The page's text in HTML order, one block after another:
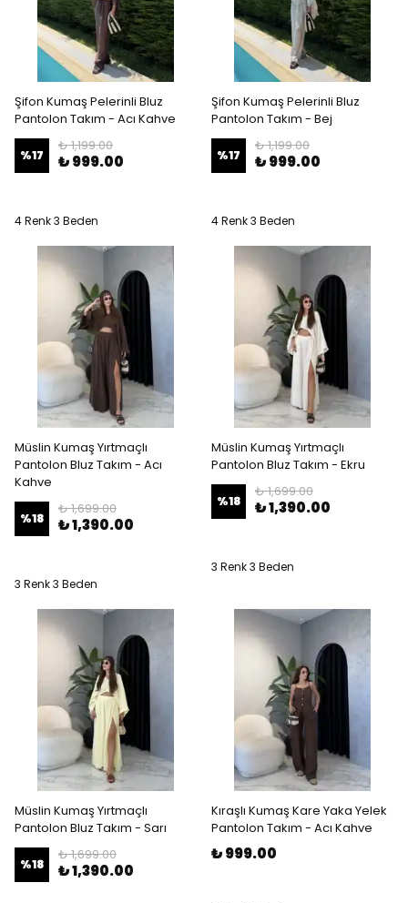
Şifon Kumaş Pelerinli Bluz
Pantolon Takım - Acı Kahve
%17
₺ 1,199.00
₺ 999.00
4 Renk 3 Beden
Şifon Kumaş Pelerinli Bluz
Pantolon Takım - Bej
%17
₺ 1,199.00
₺ 999.00
4 Renk 3 Beden
Müslin Kumaş Yırtmaçlı
Pantolon Bluz Takım - Acı
Kahve
%18
₺ 1,699.00
₺ 1,390.00
3 Renk 3 Beden
Müslin Kumaş Yırtmaçlı
Pantolon Bluz Takım - Ekru
%18
₺ 1,699.00
₺ 1,390.00
3 Renk 3 Beden
Müslin Kumaş Yırtmaçlı
Pantolon Bluz Takım - Sarı
%18
₺ 1,699.00
₺ 1,390.00
Kıraşlı Kumaş Kare Yaka Yelek
Pantolon Takım - Acı Kahve
₺ 999.00